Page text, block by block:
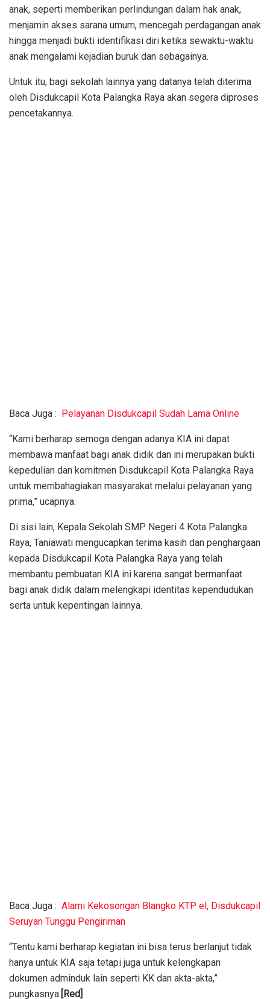
anak, seperti memberikan perlindungan dalam hak anak,
menjamin akses sarana umum, mencegah perdagangan anak
hingga menjadi bukti identifikasi diri ketika sewaktu-waktu
anak mengalami kejadian buruk dan sebagainya.
Untuk itu, bagi sekolah lainnya yang datanya telah diterima
oleh Disdukcapil Kota Palangka Raya akan segera diproses
pencetakannya.
Baca Juga : Pelayanan Disdukcapil Sudah Lama Online
“Kami berharap semoga dengan adanya KIA ini dapat
membawa manfaat bagi anak didik dan ini merupakan bukti
kepedulian dan komitmen Disdukcapil Kota Palangka Raya
untuk membahagiakan masyarakat melalui pelayanan yang
prima,” ucapnya.
Di sisi lain, Kepala Sekolah SMP Negeri 4 Kota Palangka
Raya, Taniawati mengucapkan terima kasih dan penghargaan
kepada Disdukcapil Kota Palangka Raya yang telah
membantu pembuatan KIA ini karena sangat bermanfaat
bagi anak didik dalam melengkapi identitas kependudukan
serta untuk kepentingan lainnya.
Baca Juga : Alami Kekosongan Blangko KTP el, Disdukcapil
Seruyan Tunggu Pengiriman
“Tentu kami berharap kegiatan ini bisa terus berlanjut tidak
hanya untuk KIA saja tetapi juga untuk kelengkapan
dokumen adminduk lain seperti KK dan akta-akta,”
pungkasnya. [Red]